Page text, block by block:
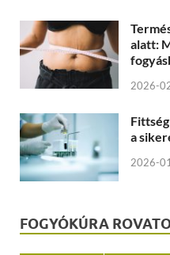
alatt:
2026-
a
2026-
FOGYÓKÚRA